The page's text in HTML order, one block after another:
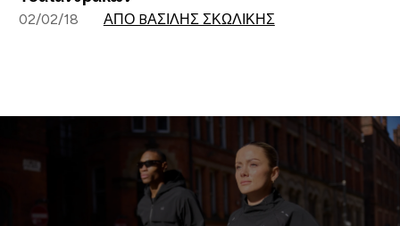
02/02/18 ΑΠΌ BΑΣΊΛΗΣ ΣΚΩΛΊΚΗΣ